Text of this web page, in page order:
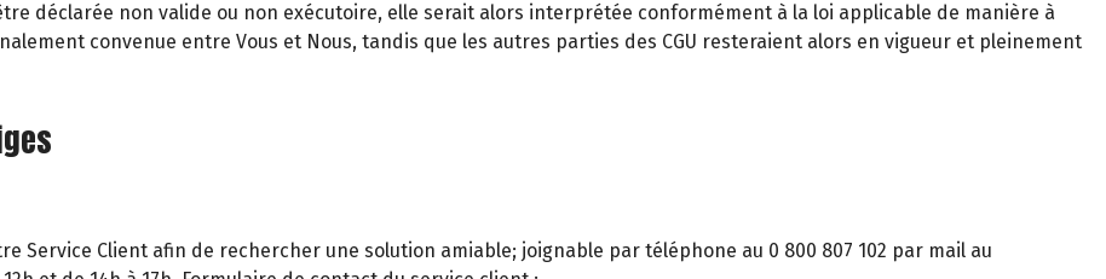
déclarée non valide ou non exécutoire, elle serait alors interprétée conformément à la loi applicable de manière à
convenue entre Vous et Nous, tandis que les autres parties des CGU resteraient alors en vigueur et pleinement
Service Client afin de rechercher une solution amiable; joignable par téléphone au 0 800 807 102 par mail au